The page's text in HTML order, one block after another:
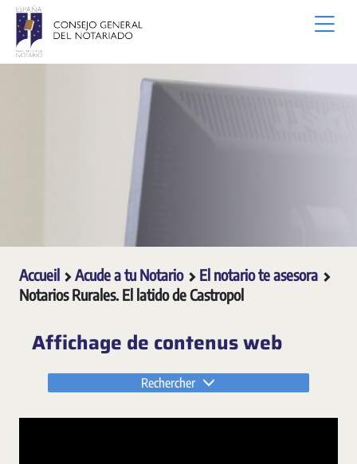
Saut au contenu principal
Accueil Acude a tu Notario
El notario te asesora
Notarios Rurales. El latido de Castropol
Affichage de contenus web
Rechercher